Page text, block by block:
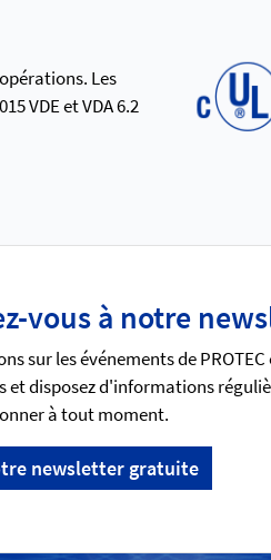
Les
VDE et VDA 6.2
vous à notre
sur les événements de
et disposez d'informations
à tout moment.
newsletter gratuite